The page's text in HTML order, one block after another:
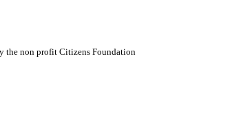
the non profit Citizens Foundation